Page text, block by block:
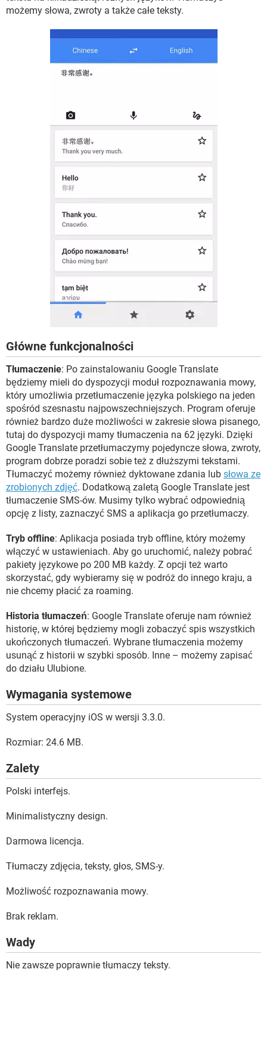
możemy słowa, zwroty a także całe teksty.
Główne funkcjonalności
Tłumaczenie: Po zainstalowaniu Google Translate
będziemy mieli do dyspozycji moduł rozpoznawania mowy,
który umożliwia przetłumaczenie języka polskiego na jeden
spośród szesnastu najpowszechniejszych. Program oferuje
również bardzo duże możliwości w zakresie słowa pisanego,
tutaj do dyspozycji mamy tłumaczenia na 62 języki. Dzięki
Google Translate przetłumaczymy pojedyncze słowa, zwroty,
program dobrze poradzi sobie też z dłuższymi tekstami.
Tłumaczyć możemy również dyktowane zdania lub słowa ze
zrobionych zdjęć. Dodatkową zaletą Google Translate jest
tłumaczenie SMS-ów. Musimy tylko wybrać odpowiednią
opcję z listy, zaznaczyć SMS a aplikacja go przetłumaczy.
Tryb offline: Aplikacja posiada tryb offline, który możemy
włączyć w ustawieniach. Aby go uruchomić, należy pobrać
pakiety językowe po 200 MB każdy. Z opcji też warto
skorzystać, gdy wybieramy się w podróż do innego kraju, a
nie chcemy płacić za roaming.
Historia tłumaczeń: Google Translate oferuje nam również
historię, w której będziemy mogli zobaczyć spis wszystkich
ukończonych tłumaczeń. Wybrane tłumaczenia możemy
usunąć z historii w szybki sposób. Inne – możemy zapisać
do działu Ulubione.
Wymagania systemowe
System operacyjny iOS w wersji 3.3.0.
Rozmiar: 24.6 MB.
Zalety
Polski interfejs.
Minimalistyczny design.
Darmowa licencja.
Tłumaczy zdjęcia, teksty, głos, SMS-y.
Możliwość rozpoznawania mowy.
Brak reklam.
Wady
Nie zawsze poprawnie tłumaczy teksty.